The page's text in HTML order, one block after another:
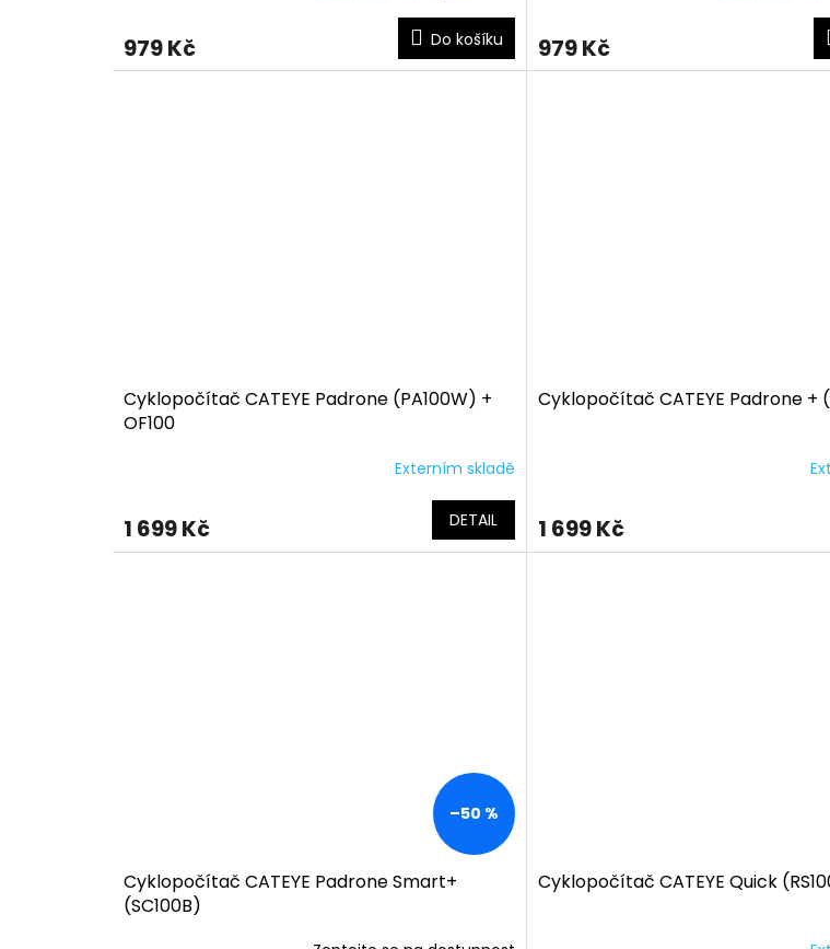
979 Kč Do košíku 979 Kč
Cyklopočítač CATEYE Padrone (PA100W) +
OF100
Externím skladě
1 699 Kč DETAIL
Cyklopočítač CATEYE Padrone +
1 699 Kč
–50 %
Cyklopočítač CATEYE Padrone Smart+
(SC100B)
Cyklopočítač CATEYE Quick